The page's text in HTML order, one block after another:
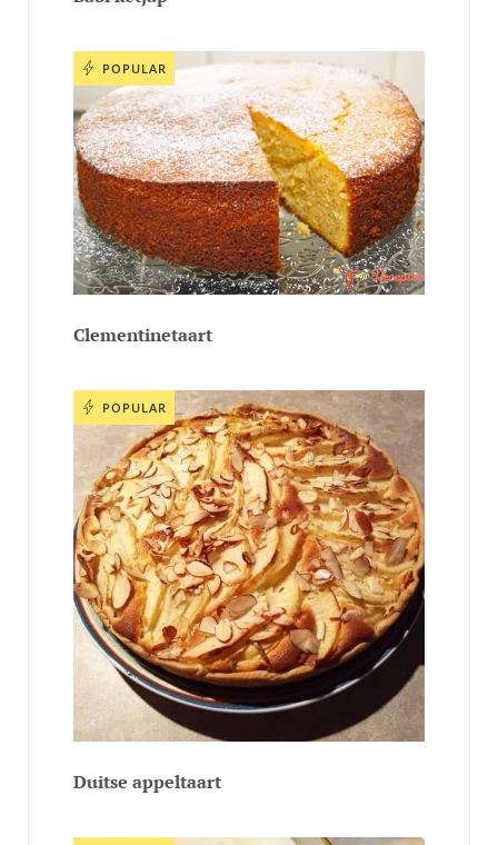
POPULAR
Clementinetaart
POPULAR
Duitse appeltaart